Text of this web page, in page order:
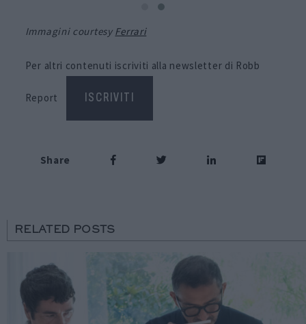
Immagini courtesy Ferrari
Per altri contenuti iscriviti alla newsletter di Robb
Report ISCRIVITI
Share
RELATED POSTS